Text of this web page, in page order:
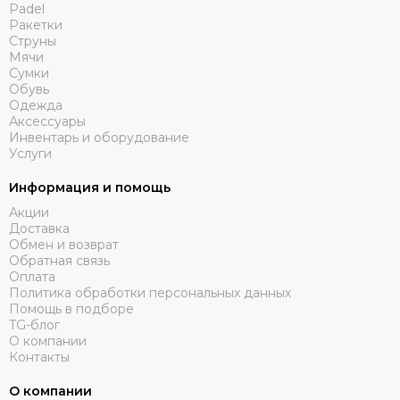
Padel
Ракетки
Струны
Мячи
Сумки
Обувь
Одежда
Аксессуары
Инвентарь и оборудование
Услуги
Информация и помощь
Акции
Доставка
Обмен и возврат
Обратная связь
Оплата
Политика обработки персональных данных
Помощь в подборе
TG-блог
О компании
Контакты
О компании